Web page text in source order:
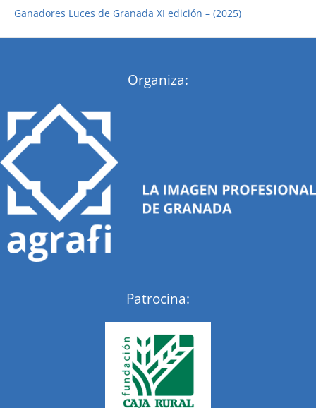
rGanadores Luces de Granada XI edición – (2025)
Organiza:
Patrocina: